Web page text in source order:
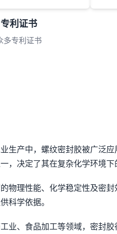
专利证书
多专利证书
生产中，螺纹密封胶被广泛
，决定了其在复杂化学环境下
物理性能、化学稳定性及密
科学依据。
、食品加工等领域，密封胶